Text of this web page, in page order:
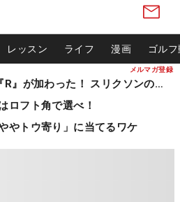
メルマガ登録
レッスン ライフ 漫画 ゴル
『4』が消え『R』が加わった！ スリクソンの新作
ロフト角で選べ！
やトウ寄り」に当てるワケ